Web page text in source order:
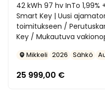
42 kWh 97 hv InTo
Smart Key | Uusi
toimitukseen /
Key / Mukautuva
Mikkeli 2026 Sähkö
25 999,00 €